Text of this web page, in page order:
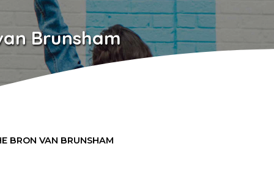
Brunsham
BRON VAN BRUNSHAM